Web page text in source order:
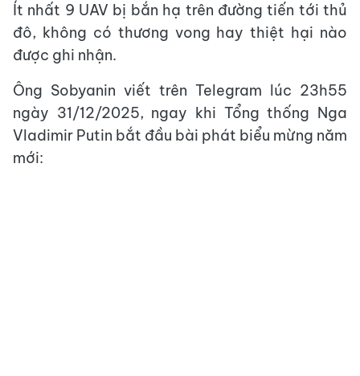
Ít nhất 9 UAV bị bắn hạ trên đường tiến tới thủ
đô, không có thương vong hay thiệt hại nào
được ghi nhận.
Ông Sobyanin viết trên Telegram lúc 23h55
ngày 31/12/2025, ngay khi Tổng thống Nga
Vladimir Putin bắt đầu bài phát biểu mừng năm
mới: